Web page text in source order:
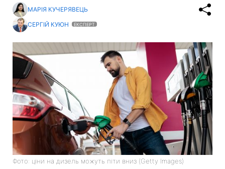
МАРІЯ КУЧЕРЯВЕЦЬ
СЕРГІЙ КУЮН
ЕКСПЕРТ
Фото: ціни на дизель можуть піти вниз (Getty Images)